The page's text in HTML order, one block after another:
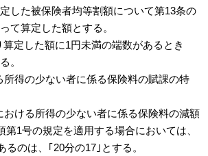
した被保険者均等割額について第13条の
て算定した額とする。
定した額に1円未満の端数があるとき
。
所得の少ない者に係る保険料の賦課の特
おける所得の少ない者に係る保険料の減額
第1号の規定を適用する場合においては、
るのは、｢20分の17｣とする。